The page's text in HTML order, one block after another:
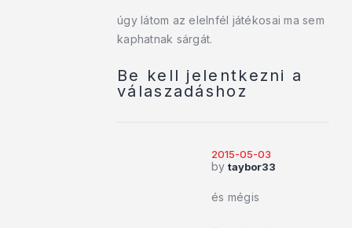
úgy látom az elelnfél játékosai ma sem
kaphatnak sárgát.
Be kell jelentkezni a
válaszadáshoz
2015-05-03
by taybor33
és mégis